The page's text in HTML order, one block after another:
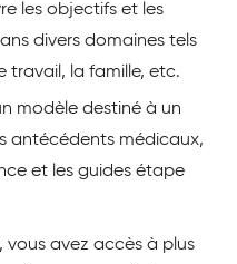
les objectifs et les
divers domaines tels
travail, la famille, etc.
modèle destiné à un
antécédents médicaux,
et les guides étape
vous avez accès à plus